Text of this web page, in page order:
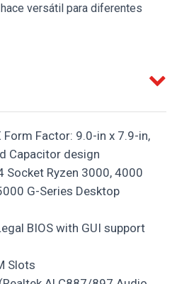
versátil para diferentes
Form Factor: 9.0-in x 7.9-in,
Capacitor design
Socket Ryzen 3000, 4000
G-Series Desktop
BIOS with GUI support
Slots